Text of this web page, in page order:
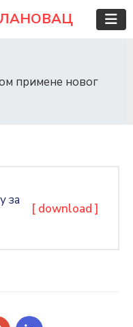
примене новог
за
[ download ]